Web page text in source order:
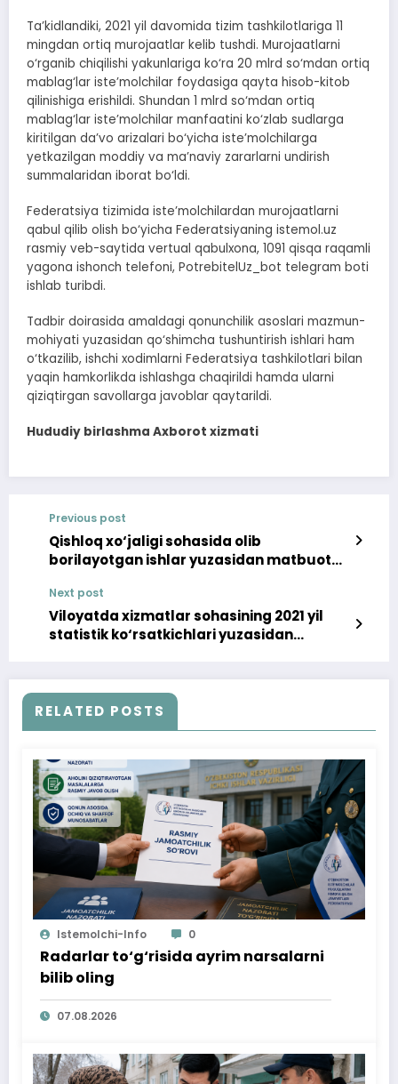
Ta’kidlandiki, 2021 yil davomida tizim tashkilotlariga 11
mingdan ortiq murojaatlar kelib tushdi. Murojaatlarni
o‘rganib chiqilishi yakunlariga ko‘ra 20 mlrd so‘mdan ortiq
mablag‘lar iste’molchilar foydasiga qayta hisob-kitob
qilinishiga erishildi. Shundan 1 mlrd so‘mdan ortiq
mablag‘lar iste’molchilar manfaatini ko‘zlab sudlarga
kiritilgan da’vo arizalari bo‘yicha iste’molchilarga
yetkazilgan moddiy va ma’naviy zararlarni undirish
summalaridan iborat bo‘ldi.
Federatsiya tizimida iste’molchilardan murojaatlarni
qabul qilib olish bo‘yicha Federatsiyaning istemol.uz
rasmiy veb-saytida vertual qabulxona, 1091 qisqa raqamli
yagona ishonch telefoni, PotrebitelUz_bot telegram boti
ishlab turibdi.
Tadbir doirasida amaldagi qonunchilik asoslari mazmun-
mohiyati yuzasidan qo‘shimcha tushuntirish ishlari ham
o‘tkazilib, ishchi xodimlarni Federatsiya tashkilotlari bilan
yaqin hamkorlikda ishlashga chaqirildi hamda ularni
qiziqtirgan savollarga javoblar qaytarildi.
Hududiy birlashma Axborot xizmati
Previous post
Qishloq xo‘jaligi sohasida olib
borilayotgan ishlar yuzasidan matbuot
Next post
Viloyatda xizmatlar sohasining 2021 yil
statistik ko‘rsatkichlari yuzasidan
RELATED POSTS
Istemolchi-Info 0
Radarlar to‘g‘risida ayrim narsalarni
bilib oling
07.08.2026